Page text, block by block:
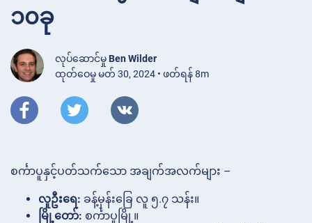
၁၀ခု
လုပ်ဆောင်မှု Ben Wilder
ထုတ်ဝေမှု မတ် 30, 2024 • ဖတ်ရန် 8m
စင်္ကာပူနှင့်ပတ်သက်သော အချက်အလက်များ –
လူဦးရေ: ခန့်မှန်းခြေ လူ ၅.၇ သန်း။
မြို့တော်: စင်္ကာပူမြို့။